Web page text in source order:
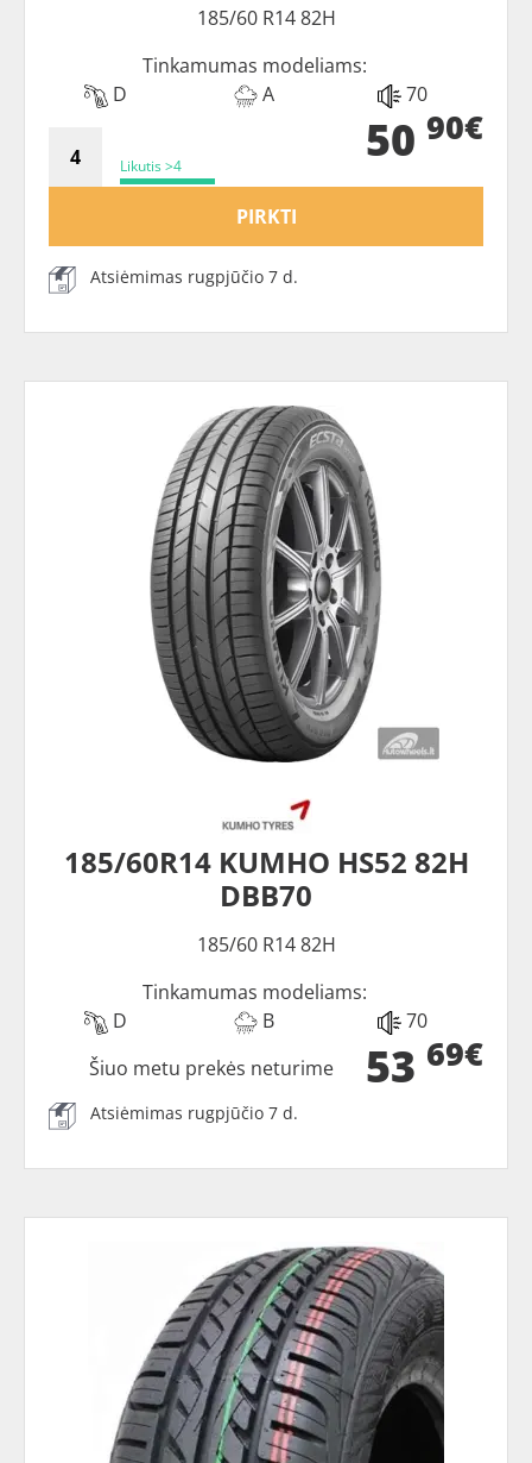
185/60 R14 82H
Tinkamumas modeliams:
D
A 70
Likutis >4 50 90€
PIRKTI
Atsiėmimas rugpjūčio 7 d.
185/60R14 KUMHO HS52 82H
DBB70
185/60 R14 82H
Tinkamumas modeliams:
D
B 70
53 69€
Šiuo metu prekės neturime
Atsiėmimas rugpjūčio 7 d.